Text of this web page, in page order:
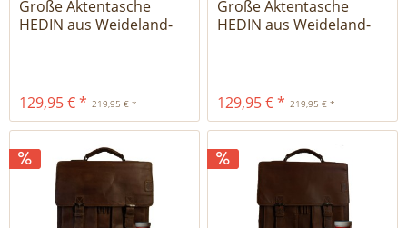
Große Aktentasche
HEDIN aus Weideland-
219,95 € *
129,95 € *
Große Aktentasche
HEDIN aus Weideland-
219,95 € *
129,95 € *